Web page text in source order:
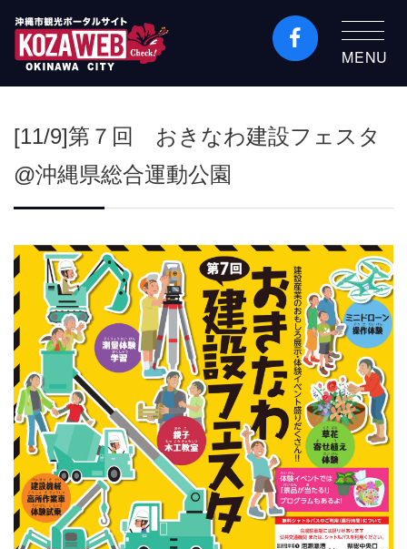
沖縄市観光ポータルコ
縄市コザの表も裏も楽
MENU
[11/9]第７回 おきなわ建設フェスタ
@沖縄県総合運動公園